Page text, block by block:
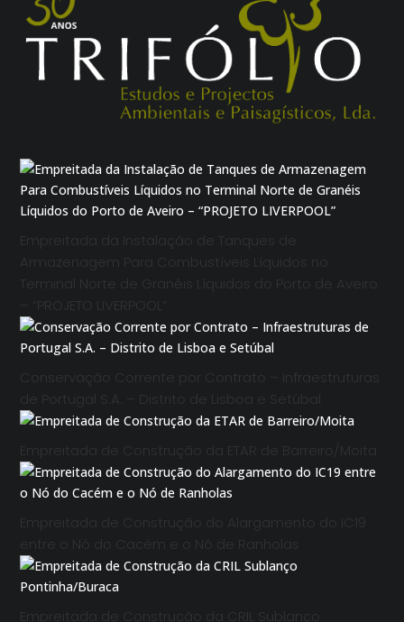
Empreitada da Instalação de Tanques de
Armazenagem Para Combustíveis Líquidos no
Terminal Norte de Granéis Líquidos do Porto de Aveiro
– “PROJETO LIVERPOOL”
Conservação Corrente por Contrato – Infraestruturas
de Portugal S.A. – Distrito de Lisboa e Setúbal
Empreitada de Construção da ETAR de Barreiro/Moita
Empreitada de Construção do Alargamento do IC19
entre o Nó do Cacém e o Nó de Ranholas
Empreitada de Construção da CRIL Sublanço